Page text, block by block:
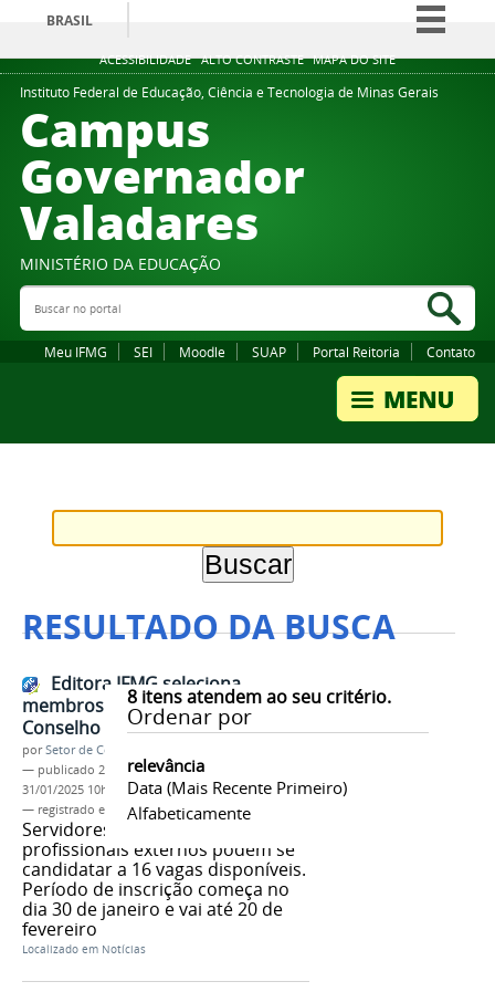
ACESSIBILIDADE ALTO CONTRASTE MAPA DO SITE
BRASIL
Simplifique!
Comunica BR
Instituto Federal de Educação, Ciência e Tecnologia de Minas Gerais
Campus
Governador
Valadares
MINISTÉRIO DA EDUCAÇÃO
Buscar no portal
Meu IFMG SEI Moodle SUAP Portal Reitoria Contato
RESULTADO DA BUSCA
8itens atendem ao seu critério.
Ordenar por
relevância
Data (mais Recente Primeiro)
Alfabeticamente
Editora IFMG seleciona
membros para compor seu
Conselho Editorial
porSetor de Comunicação
— publicado 28/01/2025—última modificação
31/01/2025 10h18
— registrado em:
Editora IFMG,Conselho Editorial
Servidores da instituição e
profissionais externos podem se
candidatar a 16 vagas disponíveis.
Período de inscrição começa no
dia 30 de janeiro e vai até 20 de
fevereiro
Localizado em Notícias